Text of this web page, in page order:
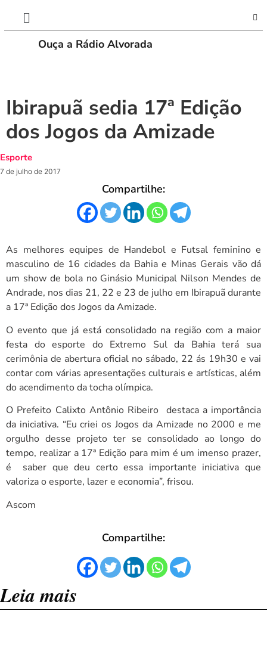
Ouça a Rádio Alvorada
Ibirapuã sedia 17ª Edição
dos Jogos da Amizade
Esporte
7 de julho de 2017
Compartilhe:
As melhores equipes de Handebol e Futsal feminino e
masculino de 16 cidades da Bahia e Minas Gerais vão dá
um show de bola no Ginásio Municipal Nilson Mendes de
Andrade, nos dias 21, 22 e 23 de julho em Ibirapuã durante
a 17ª Edição dos Jogos da Amizade.
O evento que já está consolidado na região com a maior
festa do esporte do Extremo Sul da Bahia terá sua
cerimônia de abertura oficial no sábado, 22 ás 19h30 e vai
contar com várias apresentações culturais e artísticas, além
do acendimento da tocha olímpica.
O Prefeito Calixto Antônio Ribeiro destaca a importância
da iniciativa. “Eu criei os Jogos da Amizade no 2000 e me
orgulho desse projeto ter se consolidado ao longo do
tempo, realizar a 17ª Edição para mim é um imenso prazer,
é saber que deu certo essa importante iniciativa que
valoriza o esporte, lazer e economia”, frisou.
Ascom
Compartilhe:
Leia mais